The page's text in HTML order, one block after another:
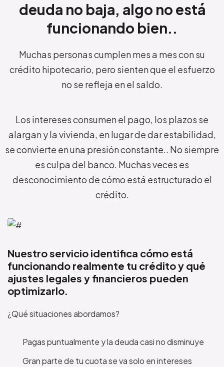
deuda no baja, algo no está
funcionando bien..
Muchas personas cumplen mes a mes con su
crédito hipotecario, pero sienten que el esfuerzo
no se refleja en el saldo.
Los intereses consumen el pago, los plazos se
alargan y la vivienda, en lugar de dar estabilidad,
se convierte en una presión constante.. No siempre
es culpa del banco. Muchas veces es
desconocimiento de cómo está estructurado el
crédito.
Nuestro servicio identifica cómo está
funcionando realmente tu crédito y qué
ajustes legales y financieros pueden
optimizarlo.
¿Qué situaciones abordamos?
Pagas puntualmente y la deuda casi no disminuye
Gran parte de tu cuota se va solo en intereses